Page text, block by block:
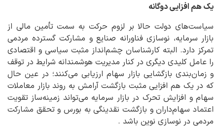
یک هم افزایی دوگانه
سیاست‌های دولت حالا بر لزوم حرکت به سمت تأمین مالی از
بازار سرمایه، نوسازی فناورانه صنایع و مشارکت گسترده مردمی
تمرکز دارد. البته کارشناسان چشم‌انداز مثبت سیاسی و اقتصادی
را عامل کلیدی دیگری در کنار مدیریت هوشمندانه شرایط در توقف
و زمان‌بندی بازگشایی بازار سهام ارزیابی می‌کنند؛ در عین حال
که در یک هم افزایی مثبت بازگشت آرامش به روند بازار معاملات
سهام و افزایش تحرک در بازار سرمایه می‌تواند زمینه‌ساز تقویت
اعتماد سهام‌داران و بازگشت نقدینگی به بورس و تحقق مشارکت
مردمی در نوسازی نوین باشد .